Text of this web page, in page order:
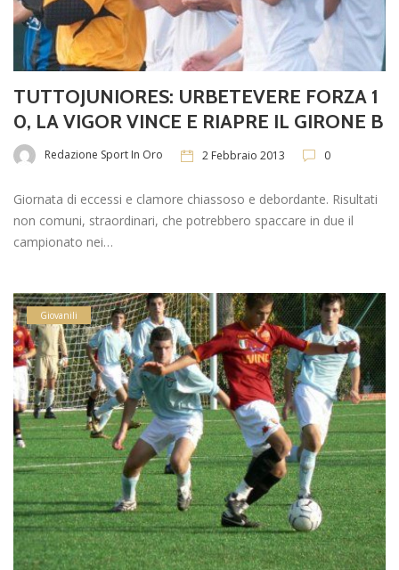
TUTTOJUNIORES: URBETEVERE FORZA 1
0, LA VIGOR VINCE E RIAPRE IL GIRONE B
Redazione Sport In Oro 2 Febbraio 2013 0
Giornata di eccessi e clamore chiassoso e debordante. Risultati
non comuni, straordinari, che potrebbero spaccare in due il
campionato nei…
Giovanili